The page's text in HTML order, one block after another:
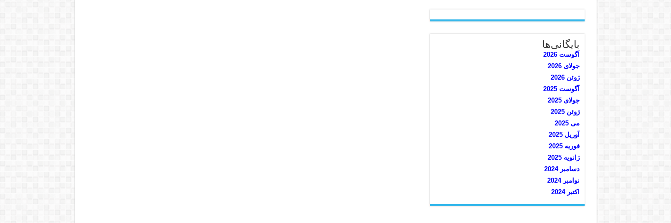
بایگانی‌ها
آگوست 2026
جولای 2026
ژوئن 2026
آگوست 2025
جولای 2025
ژوئن 2025
می 2025
آوریل 2025
فوریه 2025
ژانویه 2025
دسامبر 2024
نوامبر 2024
اکتبر 2024